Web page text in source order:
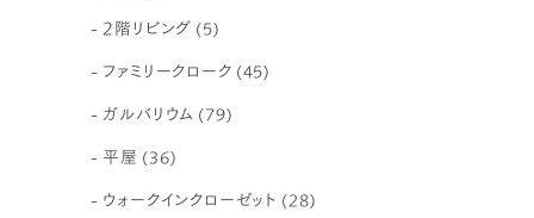
2階リビング (5)
ファミリークローク (45)
ガルバリウム (79)
平屋 (36)
ウォークインクローゼット (28)